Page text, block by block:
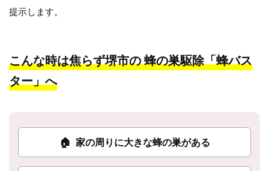
提示します。
こんな時は焦らず堺市の蜂の巣駆除「蜂バス
ター」へ
🏠 家の周りに大きな蜂の巣がある